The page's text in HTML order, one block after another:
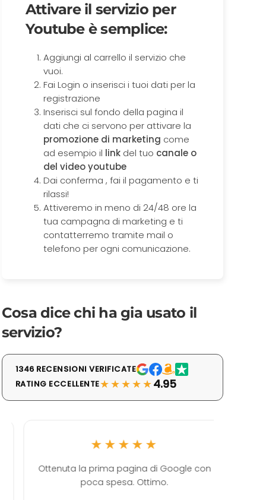
Attivare il servizio per
Youtube è semplice:
Aggiungi al carrello il servizio che
vuoi.
Fai Login o inserisci i tuoi dati per la
registrazione
Inserisci sul fondo della pagina il
dati che ci servono per attivare la
promozione di marketing come
ad esempio il linkdel tuo canale o
del video youtube
Dai conferma , fai il pagamento e ti
rilassi!
Attiveremo in meno di 24/48 ore la
tua campagna di marketing e ti
contatterremo tramite mail o
telefono per ogni comunicazione.
Cosa dice chi ha gia usato il
servizio?
1346 RECENSIONI VERIFICATE
RATING ECCELLENTE★★★★★4.95
★★★★★
Ottenuta la prima pagina di Google con
poca spesa. Ottimo.